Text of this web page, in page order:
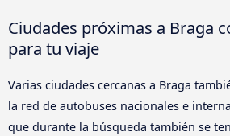
Ciudades próximas a Braga
para tu viaje
Varias ciudades cercanas a Braga
la red de autobuses nacionales e
que durante la búsqueda también se